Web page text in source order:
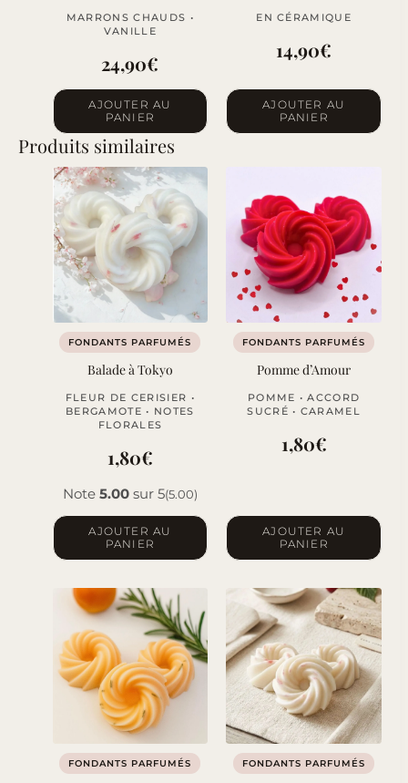
MARRONS CHAUDS •
VANILLE
24,90€
AJOUTER AU
PANIER
EN CÉRAMIQUE
14,90€
AJOUTER AU
PANIER
Produits similaires
FONDANTS PARFUMÉS
Balade à Tokyo
FLEUR DE CERISIER •
BERGAMOTE • NOTES
FLORALES
1,80€
Note 5.00sur 5(5.00)
AJOUTER AU
PANIER
FONDANTS PARFUMÉS
Pomme d’Amour
POMME • ACCORD
SUCRÉ • CARAMEL
1,80€
AJOUTER AU
PANIER
FONDANTS PARFUMÉS FONDANTS PARFUMÉS